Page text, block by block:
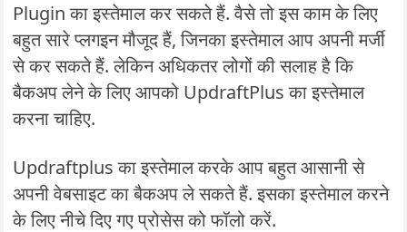
Plugin का इस्तेमाल कर सकते हैं. वैसे तो इस काम के लिए
बहुत सारे प्लगइन मौजूद हैं, जिनका इस्तेमाल आप अपनी मर्जी
से कर सकते हैं. लेकिन अधिकतर लोगों की सलाह है कि
बैकअप लेने के लिए आपको UpdraftPlus का इस्तेमाल
करना चाहिए.
Updraftplus का इस्तेमाल करके आप बहुत आसानी से
अपनी वेबसाइट का बैकअप ले सकते हैं. इसका इस्तेमाल करने
के लिए नीचे दिए गए प्रोसेस को फॉलो करें.